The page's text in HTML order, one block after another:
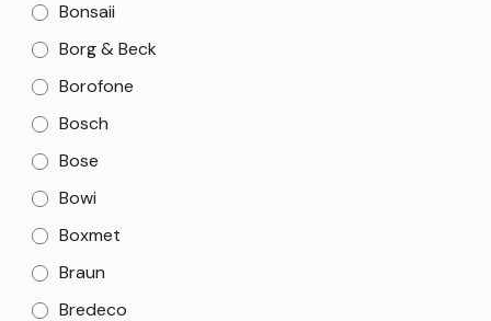
Bonsaii
Borg & Beck
Borofone
Bosch
Bose
Bowi
Boxmet
Braun
Bredeco